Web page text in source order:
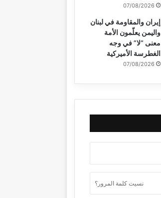
07/08/2026
إيران والمقاومة في لبنان
واليمن يعلّمون الأمة
معنى “لا” في وجه
الغطرسة الأميركية
07/08/2026
نسيت كلمة المرور؟